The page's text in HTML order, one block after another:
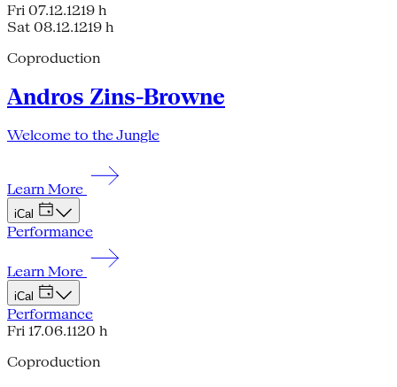
Fri 07.12.1219 h
Sat 08.12.1219 h
Coproduction
Andros Zins-Browne
Welcome to the Jungle
Learn More
iCal
Performance
Learn More
iCal
Performance
Fri 17.06.1120 h
Coproduction